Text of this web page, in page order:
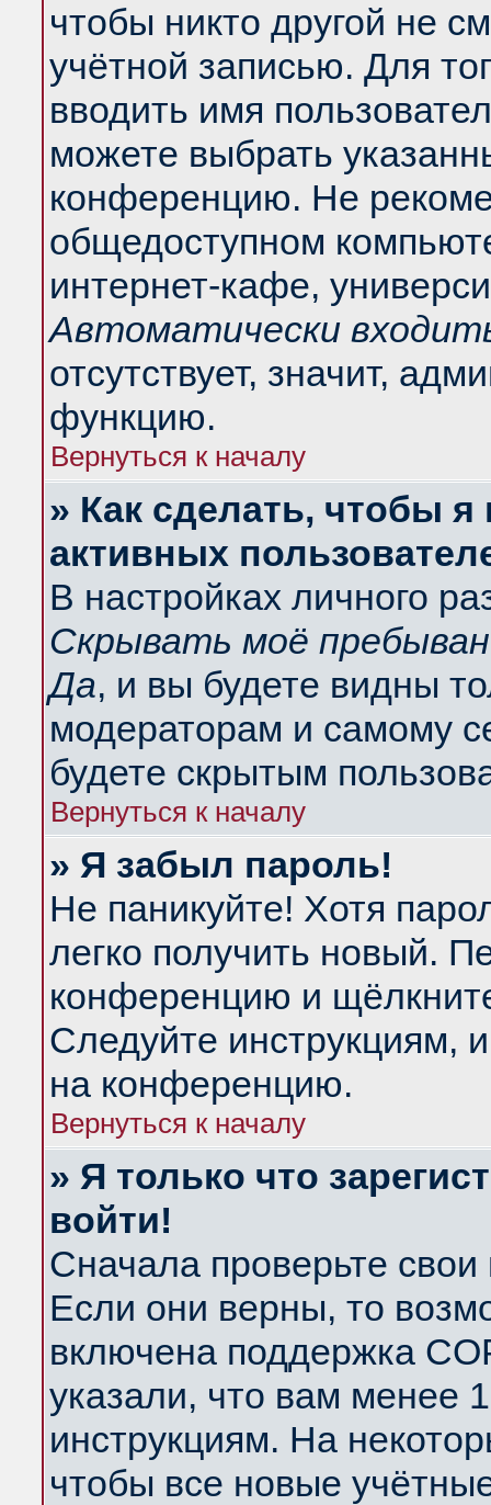
чтобы никто другой не
учётной записью. Для
вводить имя
можете выбрать
конференцию. Не
общедоступном
интернет-кафе,
Автоматически
отсутствует, значит,
функцию.
Вернуться к началу
» Как сделать, чтобы
активных
В настройках личного
Скрывать моё
Да, и вы будете видны
модераторам и самому
будете скрытым
Вернуться к началу
» Я забыл пароль!
Не паникуйте! Хотя
легко получить новый.
конференцию и
Следуйте инструкциям,
на конференцию.
Вернуться к началу
» Я только что
войти!
Сначала проверьте
Если они верны, то
включена поддержка
указали, что вам менее
инструкциям. На
чтобы все новые